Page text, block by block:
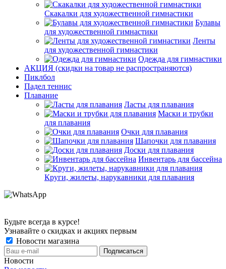
Скакалки для художественной гимнастики
Булавы
для художественной гимнастики
Ленты
для художественной гимнастики
Одежда для гимнастики
АКЦИЯ (скидки на товар не распространяются)
Пиклбол
Падел теннис
Плавание
Ласты для плавания
Маски и трубки
для плавания
Очки для плавания
Шапочки для плавания
Доски для плавания
Инвентарь для бассейна
Круги, жилеты, нарукавники для плавания
Будьте всегда в курсе!
Узнавайте о скидках и акциях первым
Новости магазина
Новости